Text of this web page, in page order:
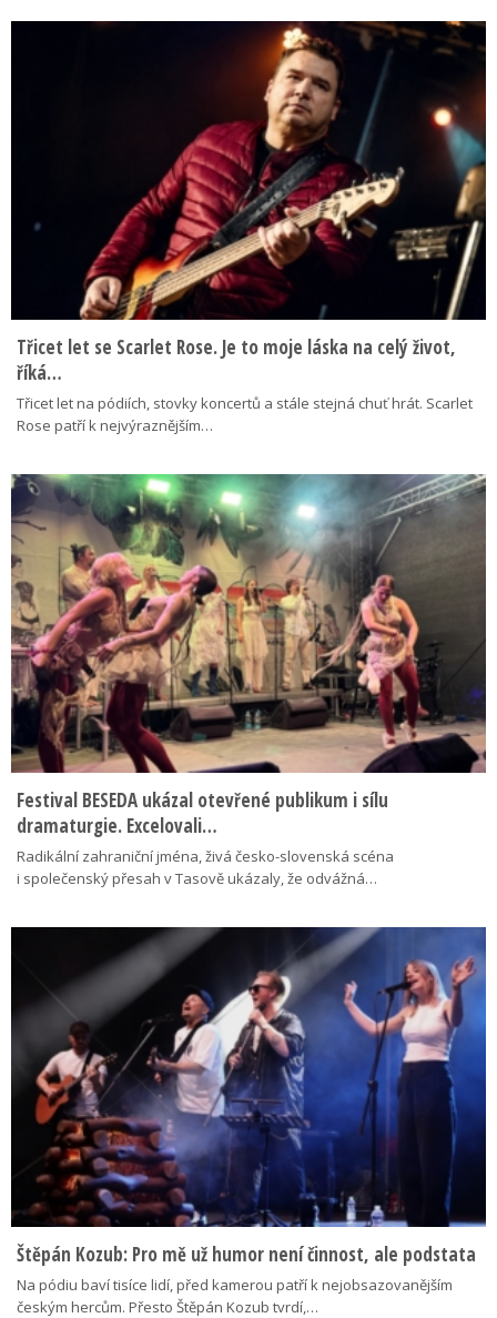
Třicet let se Scarlet Rose. Je to moje láska na celý život,
říká…
Třicet let na pódiích, stovky koncertů a stále stejná chuť hrát. Scarlet
Rose patří k nejvýraznějším…
Festival BESEDA ukázal otevřené publikum i sílu
dramaturgie. Excelovali…
Radikální zahraniční jména, živá česko-slovenská scéna
i společenský přesah v Tasově ukázaly, že odvážná…
Štěpán Kozub: Pro mě už humor není činnost, ale podstata
Na pódiu baví tisíce lidí, před kamerou patří k nejobsazovanějším
českým hercům. Přesto Štěpán Kozub tvrdí,…